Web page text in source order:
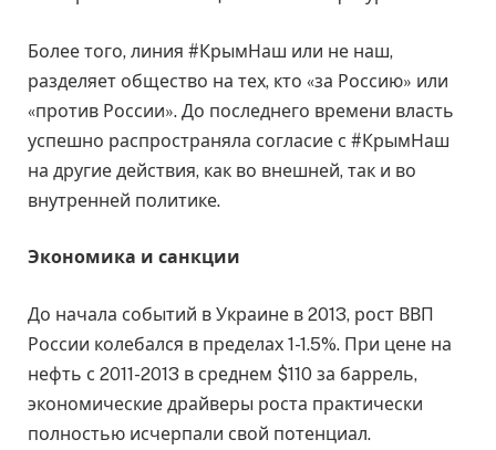
Более того, линия #КрымНаш или не наш,
разделяет общество на тех, кто «за Россию» или
«против России». До последнего времени власть
успешно распространяла согласие с #КрымНаш
на другие действия, как во внешней, так и во
внутренней политике.
Экономика и санкции
До начала событий в Украине в 2013, рост ВВП
России колебался в пределах 1-1.5%. При цене на
нефть с 2011-2013 в среднем $110 за баррель,
экономические драйверы роста практически
полностью исчерпали свой потенциал.